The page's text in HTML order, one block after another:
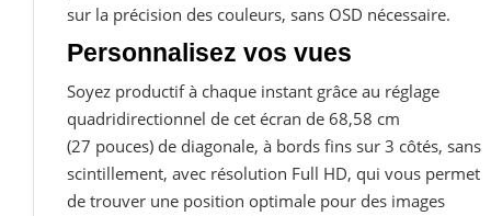
sur la précision des couleurs, sans OSD nécessaire.
Personnalisez vos vues
Soyez productif à chaque instant grâce au réglage
quadridirectionnel de cet écran de 68,58 cm
(27 pouces) de diagonale, à bords fins sur 3 côtés, sans
scintillement, avec résolution Full HD, qui vous permet
de trouver une position optimale pour des images